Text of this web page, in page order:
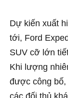
Dự kiến xuất
tới, Ford
SUV cỡ lớn
Khi lượng
được công bố,